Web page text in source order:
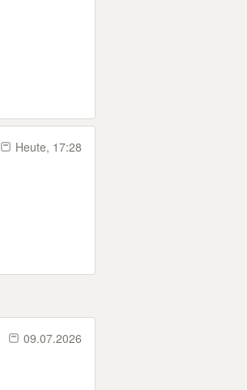
Heute, 17:28
09.07.2026